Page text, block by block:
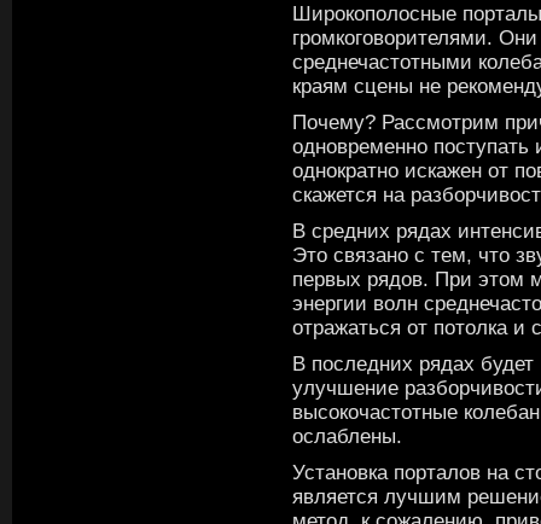
Широкополосные
громкоговорителями.
среднечастотными
краям сцены не
Почему? Рассмотрим
одновременно
однократно искажен от
скажется на
В средних рядах
Это связано с тем, что
первых рядов. При этом
энергии волн
отражаться от потолка и
В последних рядах
улучшение
высокочастотные
ослаблены.
Установка порталов на
является лучшим